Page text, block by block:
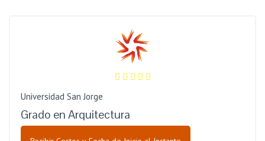
Universidad San Jorge
Grado en Arquitectura